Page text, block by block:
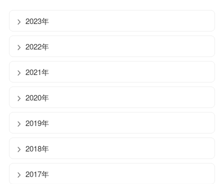
2023年
2022年
2021年
2020年
2019年
2018年
2017年